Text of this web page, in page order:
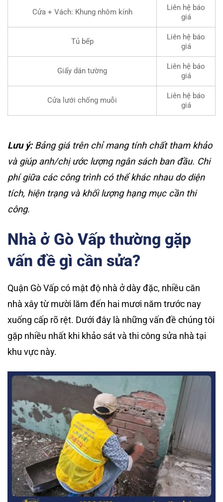
Cửa + Vách: Khung nhôm kính
Liên hệ báo
giá
Tủ bếp
Liên hệ báo
giá
Giấy dán tường
Liên hệ báo
giá
Cửa lưới chống muỗi
Liên hệ báo
giá
Lưu ý:Bảng giá trên chỉ mang tính chất tham khảo
và giúp anh/chị ước lượng ngân sách ban đầu. Chi
phí giữa các công trình có thể khác nhau do diện
tích, hiện trạng và khối lượng hạng mục cần thi
công.
Nhà ở Gò Vấp thường gặp
vấn đề gì cần sửa?
Quận Gò Vấp có mật độ nhà ở dày đặc, nhiều căn
nhà xây từ mười lăm đến hai mươi năm trước nay
xuống cấp rõ rệt. Dưới đây là những vấn đề chúng tôi
gặp nhiều nhất khi khảo sát và thi công sửa nhà tại
khu vực này.